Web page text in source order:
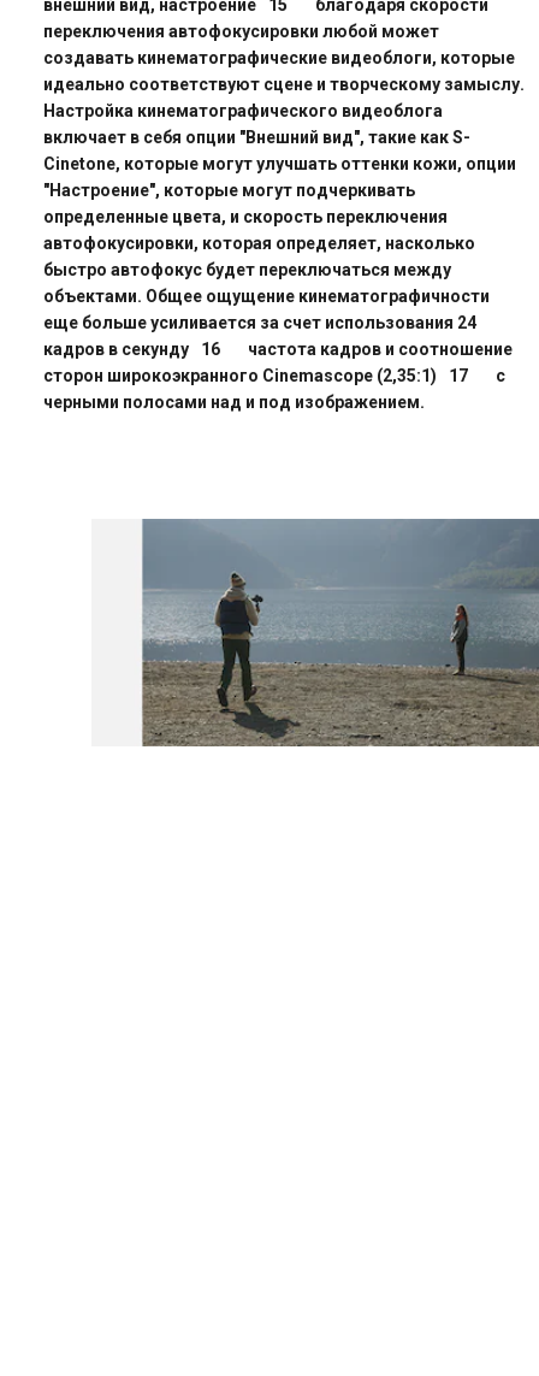
внешний вид, настроение
15
благодаря скорости
переключения автофокусировки любой может
создавать кинематографические видеоблоги, которые
идеально соответствуют сцене и творческому замыслу.
Настройка кинематографического видеоблога
включает в себя опции "Внешний вид", такие как S-
Cinetone, которые могут улучшать оттенки кожи, опции
"Настроение", которые могут подчеркивать
определенные цвета, и скорость переключения
автофокусировки, которая определяет, насколько
быстро автофокус будет переключаться между
объектами. Общее ощущение кинематографичности
еще больше усиливается за счет использования 24
кадров в секунду
16
частота кадров и соотношение
сторон широкоэкранного Cinemascope (2,35:1)
17
с
черными полосами над и под изображением.